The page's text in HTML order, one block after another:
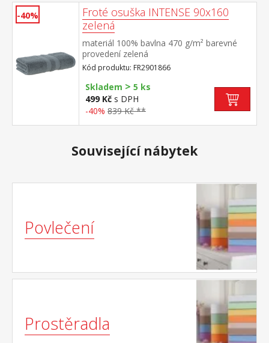
-40%
Froté osuška INTENSE 90x160
zelená
materiál 100% bavlna 470 g/m² barevné
provedení zelená
Kód produktu: FR2901866
Skladem > 5 ks
499 Kč s DPH
-40% 839 Kč **
Související nábytek
Povlečení
Prostěradla